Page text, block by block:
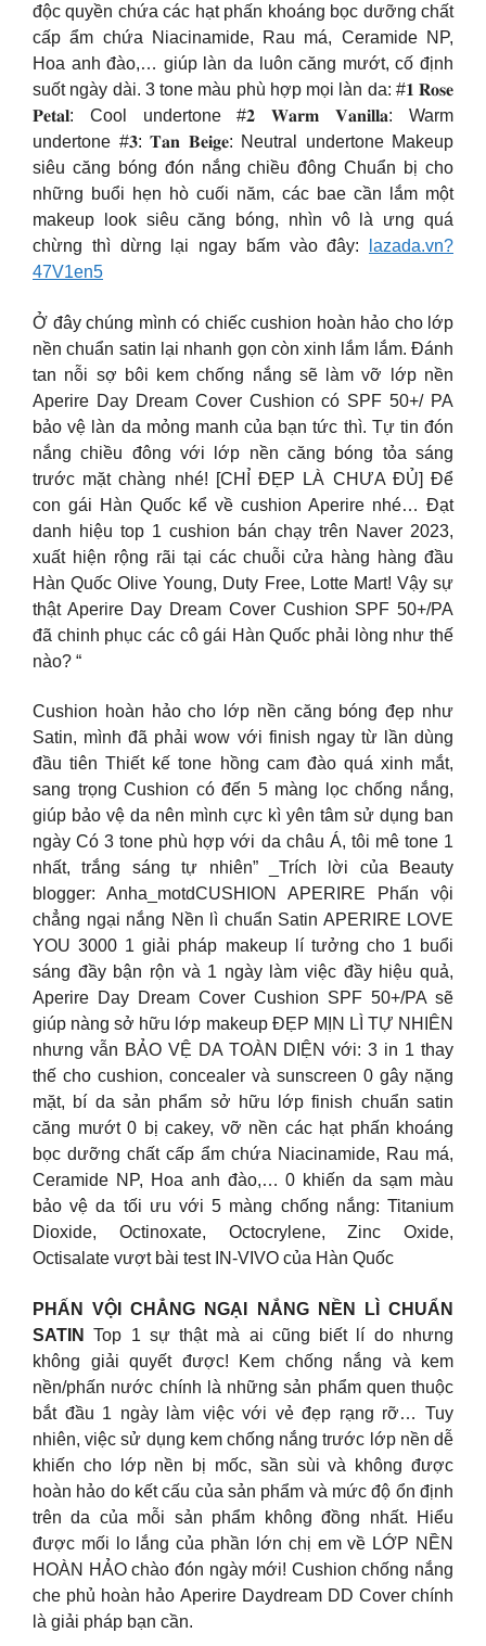
độc quyền chứa các hạt phấn khoáng bọc dưỡng chất
cấp ẩm chứa Niacinamide, Rau má, Ceramide NP,
Hoa anh đào,… giúp làn da luôn căng mướt, cố định
suốt ngày dài. 3 tone màu phù hợp mọi làn da: #𝟏 𝐑𝐨𝐬𝐞
𝐏𝐞𝐭𝐚𝐥: Cool undertone #𝟐 𝐖𝐚𝐫𝐦 𝐕𝐚𝐧𝐢𝐥𝐥𝐚: Warm
undertone #𝟑: 𝐓𝐚𝐧 𝐁𝐞𝐢𝐠𝐞: Neutral undertone Makeup
siêu căng bóng đón nắng chiều đông Chuẩn bị cho
những buổi hẹn hò cuối năm, các bae cần lắm một
makeup look siêu căng bóng, nhìn vô là ưng quá
chừng thì dừng lại ngay bấm vào đây:
lazada.vn?
47V1en5
Ở đây chúng mình có chiếc cushion hoàn hảo cho lớp
nền chuẩn satin lại nhanh gọn còn xinh lắm lắm. Đánh
tan nỗi sợ bôi kem chống nắng sẽ làm vỡ lớp nền
Aperire Day Dream Cover Cushion có SPF 50+/ PA
bảo vệ làn da mỏng manh của bạn tức thì. Tự tin đón
nắng chiều đông với lớp nền căng bóng tỏa sáng
trước mặt chàng nhé! [CHỈ ĐẸP LÀ CHƯA ĐỦ] Để
con gái Hàn Quốc kể về cushion Aperire nhé… Đạt
danh hiệu top 1 cushion bán chạy trên Naver 2023,
xuất hiện rộng rãi tại các chuỗi cửa hàng hàng đầu
Hàn Quốc Olive Young, Duty Free, Lotte Mart! Vậy sự
thật Aperire Day Dream Cover Cushion SPF 50+/PA
đã chinh phục các cô gái Hàn Quốc phải lòng như thế
nào? “
Cushion hoàn hảo cho lớp nền căng bóng đẹp như
Satin, mình đã phải wow với finish ngay từ lần dùng
đầu tiên Thiết kế tone hồng cam đào quá xinh mắt,
sang trọng Cushion có đến 5 màng lọc chống nắng,
giúp bảo vệ da nên mình cực kì yên tâm sử dụng ban
ngày Có 3 tone phù hợp với da châu Á, tôi mê tone 1
nhất, trắng sáng tự nhiên” _Trích lời của Beauty
blogger: Anha_motdCUSHION APERIRE Phấn vội
chẳng ngại nắng Nền lì chuẩn Satin APERIRE LOVE
YOU 3000 1 giải pháp makeup lí tưởng cho 1 buổi
sáng đầy bận rộn và 1 ngày làm việc đầy hiệu quả,
Aperire Day Dream Cover Cushion SPF 50+/PA sẽ
giúp nàng sở hữu lớp makeup ĐẸP MỊN LÌ TỰ NHIÊN
nhưng vẫn BẢO VỆ DA TOÀN DIỆN với: 3 in 1 thay
thế cho cushion, concealer và sunscreen 0 gây nặng
mặt, bí da sản phẩm sở hữu lớp finish chuẩn satin
căng mướt 0 bị cakey, vỡ nền các hạt phấn khoáng
bọc dưỡng chất cấp ẩm chứa Niacinamide, Rau má,
Ceramide NP, Hoa anh đào,… 0 khiến da sạm màu
bảo vệ da tối ưu với 5 màng chống nắng: Titanium
Dioxide, Octinoxate, Octocrylene, Zinc Oxide,
Octisalate vượt bài test IN-VIVO của Hàn Quốc
PHẤN VỘI CHẲNG NGẠI NẮNG NỀN LÌ CHUẨN
SATIN
Top 1 sự thật mà ai cũng biết lí do nhưng
không giải quyết được! Kem chống nắng và kem
nền/phấn nước chính là những sản phẩm quen thuộc
bắt đầu 1 ngày làm việc với vẻ đẹp rạng rỡ… Tuy
nhiên, việc sử dụng kem chống nắng trước lớp nền dễ
khiến cho lớp nền bị mốc, sần sùi và không được
hoàn hảo do kết cấu của sản phẩm và mức độ ổn định
trên da của mỗi sản phẩm không đồng nhất. Hiểu
được mối lo lắng của phần lớn chị em về LỚP NỀN
HOÀN HẢO chào đón ngày mới! Cushion chống nắng
che phủ hoàn hảo Aperire Daydream DD Cover chính
là giải pháp bạn cần.